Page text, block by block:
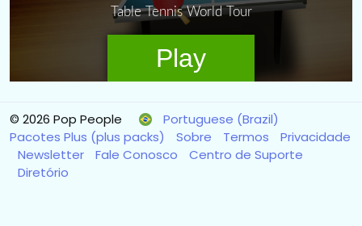
© 2026 Pop People
Portuguese (Brazil)
Pacotes Plus (plus packs)
Sobre Termos
Privacidade
Newsletter
Fale Conosco
Centro de Suporte
Diretório